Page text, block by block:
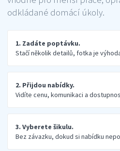
odkládané domácí úkoly.
1. Zadáte poptávku.
Stačí několik detailů, fotka je
2. Přijdou nabídky.
Vidíte cenu, komunikaci a
3. Vyberete šikulu.
Bez závazku, dokud si nabídku